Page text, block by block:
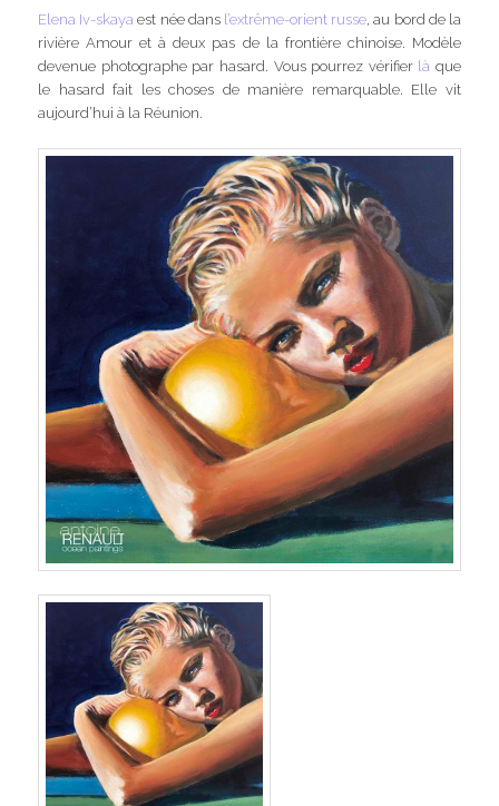
Elena Iv-skaya est née dans l’extrême-orient russe, au bord de la
rivière Amour et à deux pas de la frontière chinoise. Modèle
devenue photographe par hasard. Vous pourrez vérifier là que
le hasard fait les choses de manière remarquable. Elle vit
aujourd’hui à la Réunion.